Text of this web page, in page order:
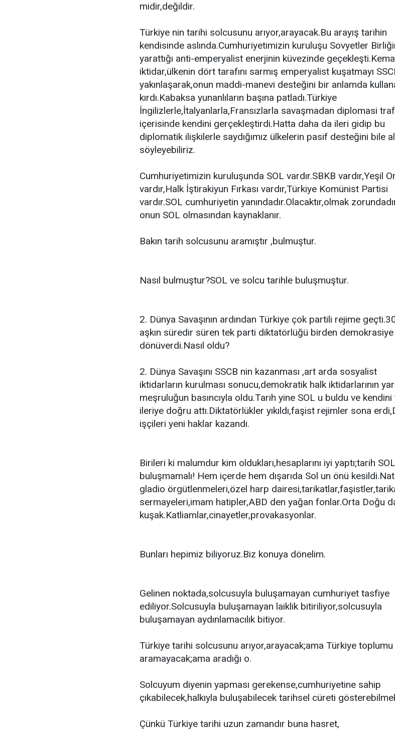
midir,değildir.
Türkiye nin tarihi solcusunu arıyor,arayacak.Bu arayış tarihin
kendisinde aslında.Cumhuriyetimizin kuruluşu Sovyetler
yarattığı anti-emperyalist enerjinin küvezinde
iktidar,ülkenin dört tarafını sarmış emperyalist kuşatmayı
yakınlaşarak,onun maddi-manevi desteğini bir anlamda
kırdı.Kabaksa yunanlıların başına patladı.Türkiye
İngilizlerle,İtalyanlarla,Fransızlarla savaşmadan diplomasi
içerisinde kendini gerçekleştirdi.Hatta daha da ileri gidip bu
diplomatik ilişkilerle saydığımız ülkelerin pasif desteğini bile
söyleyebiliriz.
Cumhuriyetimizin kuruluşunda SOL vardır.SBKB vardır,Yeşil
vardır,Halk İştirakiyun Fırkası vardır,Türkiye Komünist Partisi
vardır.SOL cumhuriyetin yanındadır.Olacaktır,olmak
onun SOL olmasından kaynaklanır.
Bakın tarih solcusunu aramıştır ,bulmuştur.
Nasıl bulmuştur?SOL ve solcu tarihle buluşmuştur.
2. Dünya Savaşının ardından Türkiye çok partili rejime geçti.30
aşkın süredir süren tek parti diktatörlüğü birden demokrasiye
dönüverdi.Nasıl oldu?
2. Dünya Savaşını SSCB nin kazanması ,art arda sosyalist
iktidarların kurulması sonucu,demokratik halk iktidarlarının
meşruluğun basıncıyla oldu.Tarih yine SOL u buldu ve kendini
ileriye doğru attı.Diktatörlükler yıkıldı,faşist rejimler sona
işçileri yeni haklar kazandı.
Birileri ki malumdur kim oldukları,hesaplarını iyi yaptı;tarih
buluşmamalı! Hem içerde hem dışarıda Sol un önü
gladio örgütlenmeleri,özel harp
sermayeleri,imam hatipler,ABD den yağan fonlar.Orta Doğu
kuşak.Katliamlar,cinayetler,provakasyonlar.
Bunları hepimiz biliyoruz.Biz konuya dönelim.
Gelinen noktada,solcusuyla buluşamayan cumhuriyet tasfiye
ediliyor.Solcusuyla buluşamayan laiklik bitiriliyor,solcusuyla
buluşamayan aydınlamacılık bitiyor.
Türkiye tarihi solcusunu arıyor,arayacak;ama Türkiye toplumu
aramayacak;ama aradığı o.
Solcuyum diyenin yapması gerekense,cumhuriyetine sahip
çıkabilecek,halkıyla buluşabilecek tarihsel cüreti
Çünkü Türkiye tarihi uzun zamandır buna hasret,